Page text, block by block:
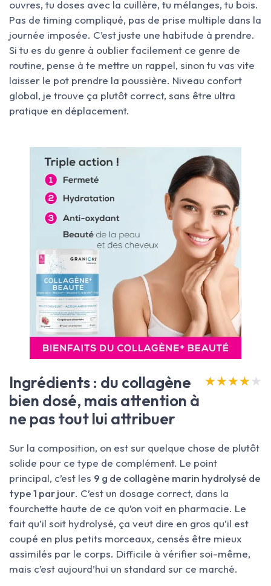
ouvres, tu doses avec la cuillère, tu mélanges, tu bois.
Pas de timing compliqué, pas de prise multiple dans la
journée imposée. C’est juste une habitude à prendre.
Si tu es du genre à oublier facilement ce genre de
routine, pense à te mettre un rappel, sinon tu vas vite
laisser le pot prendre la poussière. Niveau confort
global, je trouve ça plutôt correct, sans être ultra
pratique en déplacement.
Ingrédients : du collagène
bien dosé, mais attention à
ne pas tout lui attribuer
★★★★★
★★★★★
Sur la composition, on est sur quelque chose de plutôt
solide pour ce type de complément. Le point
principal, c’est les 9 g de collagène marin hydrolysé de
type 1 par jour. C’est un dosage correct, dans la
fourchette haute de ce qu’on voit en pharmacie. Le
fait qu’il soit hydrolysé, ça veut dire en gros qu’il est
coupé en plus petits morceaux, censés être mieux
assimilés par le corps. Difficile à vérifier soi-même,
mais c’est aujourd’hui un standard sur ce marché.